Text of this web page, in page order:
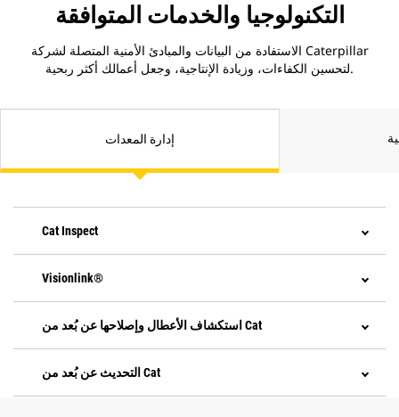
التكنولوجيا والخدمات المتوافقة
الاستفادة من البيانات والمبادئ الأمنية المتصلة لشركة Caterpillar
لتحسين الكفاءات، وزيادة الإنتاجية، وجعل أعمالك أكثر ربحية.
إدارة المعدات
Cat Inspect
Visionlink®
استكشاف الأعطال وإصلاحها عن بُعد من Cat
التحديث عن بُعد من Cat